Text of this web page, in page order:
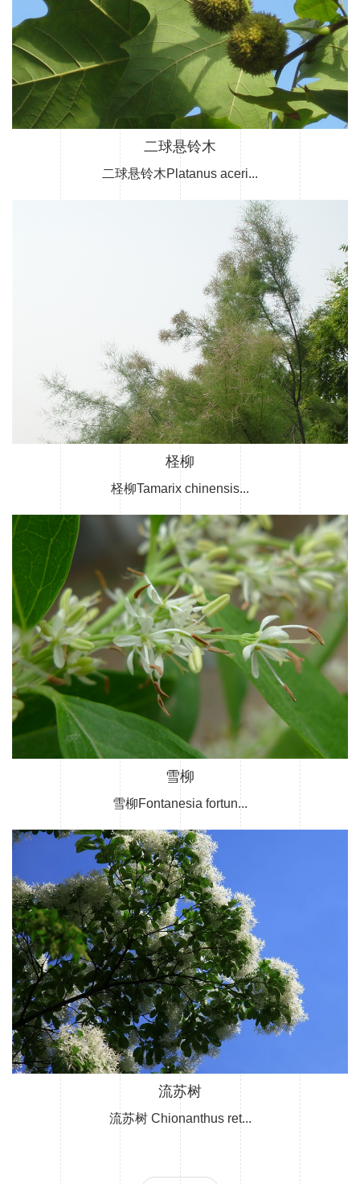
二球悬铃木
二球悬铃木Platanus aceri...
柽柳
柽柳Tamarix chinensis...
雪柳
雪柳Fontanesia fortun...
流苏树
流苏树 Chionanthus ret...